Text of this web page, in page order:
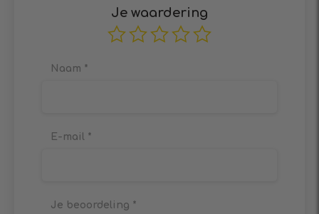
Je waardering
Je beoordeling *
Naam *
E-mail *